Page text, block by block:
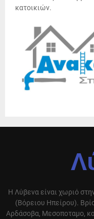
κατοικιών.
Η Λύβενα είναι χωριό
(Βόρειου Ηπείρου).
Αρδάσοβα, Μεσοποταμο,